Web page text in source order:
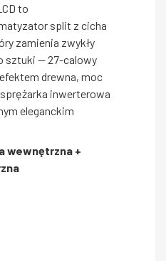
to
split z cicha
zamienia zwykły
sztuki — 27-calowy
drewna, moc
inwerterowa
eleganckim
wewnętrzna +